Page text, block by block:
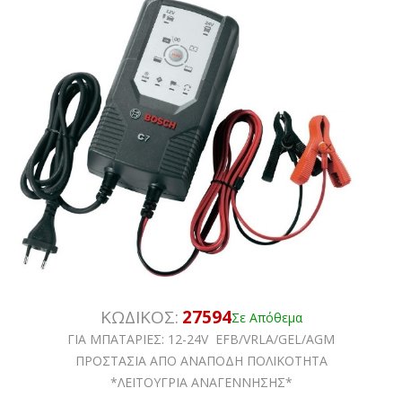
ΚΩΔΙΚΟΣ: 27594Σε Απόθεμα
ΓΙΑ ΜΠΑΤΑΡΙΕΣ: 12-24V EFB/VRLA/GEL/AGM
ΠΡΟΣΤΑΣΙΑ ΑΠΟ ΑΝΑΠΟΔΗ ΠΟΛΙΚΟΤΗΤΑ
*ΛΕΙΤΟΥΓΡΙΑ ΑΝΑΓΕΝΝΗΣΗΣ*